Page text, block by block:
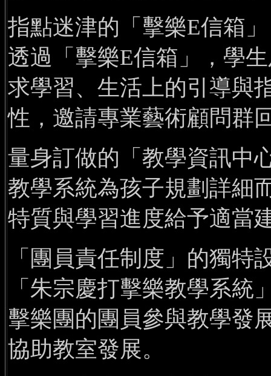
指點迷津的「擊樂E信箱」
透過「擊樂E信箱」，學
求學習、生活上的引導與
性，邀請專業藝術顧問群
量身訂做的「教學資訊中
教學系統為孩子規劃詳細
特質與學習進度給予適當
「團員責任制度」的獨特
「朱宗慶打擊樂教學系
擊樂團的團員參與教學發
協助教室發展。